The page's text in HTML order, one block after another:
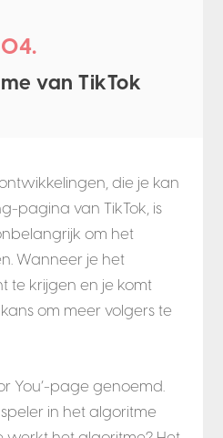
04.
van TikTok
die je kan
pagina van TikTok, is
om het
Wanneer je het
te krijgen en je komt
om meer volgers te
You’-page genoemd.
in het algoritme